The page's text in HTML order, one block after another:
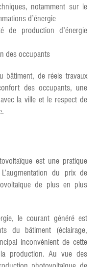
notamment sur le
d’énergie
de production d’énergie
des occupants
bâtiment, de réels travaux
des occupants, une
la ville et le respect de
est une pratique
du prix de
de plus en plus
le courant généré est
du bâtiment (éclairage,
inconvénient de cette
production. Au vue des